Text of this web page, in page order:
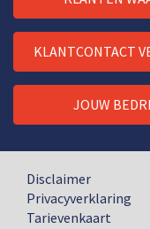
KLANTCONTACT
JOUW
Disclaimer
Privacyverklaring
Tarievenkaart